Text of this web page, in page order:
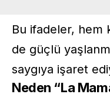
Bu ifadeler, hem
de güçlü
saygıya işaret
Neden “La